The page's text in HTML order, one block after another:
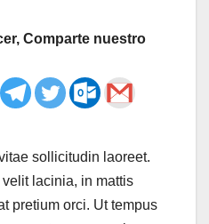
Comparte nuestro
sollicitudin laoreet.
lacinia, in mattis
pretium orci. Ut tempus